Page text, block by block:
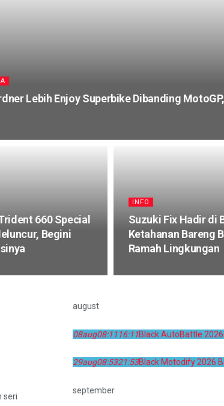
Lebih Enjoy Superbike Dibanding
660 Special
Begini
INFO
Suzuki Fix Hadir di
Ketahanan Bareng
Ramah Lingkungan
seri
august
08aug08:1116:11Black AutoBattle 2026
29aug08:5321:53Black Motodify 2026
september